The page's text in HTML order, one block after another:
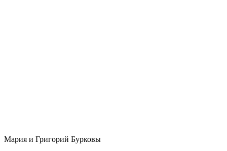
Мария и Григорий Бурковы